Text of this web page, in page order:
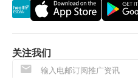
(2)客人另回电听取报告 (
如果客户已完成电话或
另外收取$230解析报告
关注我们